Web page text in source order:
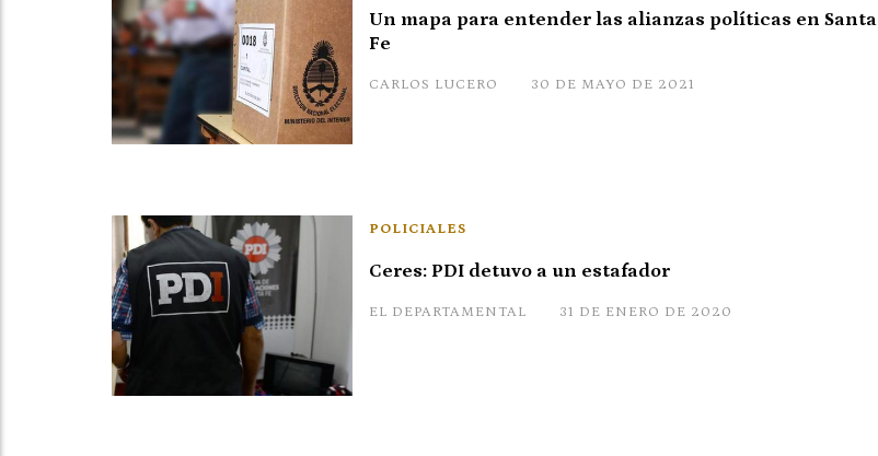
Un mapa para entender las alianzas políticas en Santa
Fe
CARLOS LUCERO 30 DE MAYO DE 2021
Ceres: PDI detuvo a un estafador
EL DEPARTAMENTAL
POLICIALES
31 DE ENERO DE 2020